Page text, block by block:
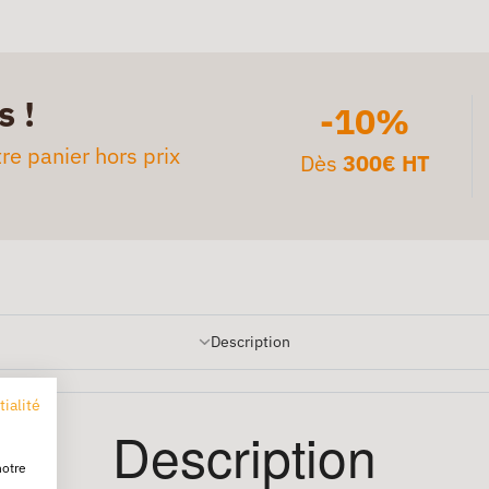
!
panier hors prix
-10%
Dès 300€ HT
Description
Description